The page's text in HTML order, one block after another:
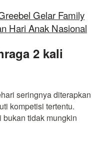
Gelar Family
Hari Anak Nasional
2 kali
seringnya diterapkan
kompetisi tertentu.
tidak mungkin